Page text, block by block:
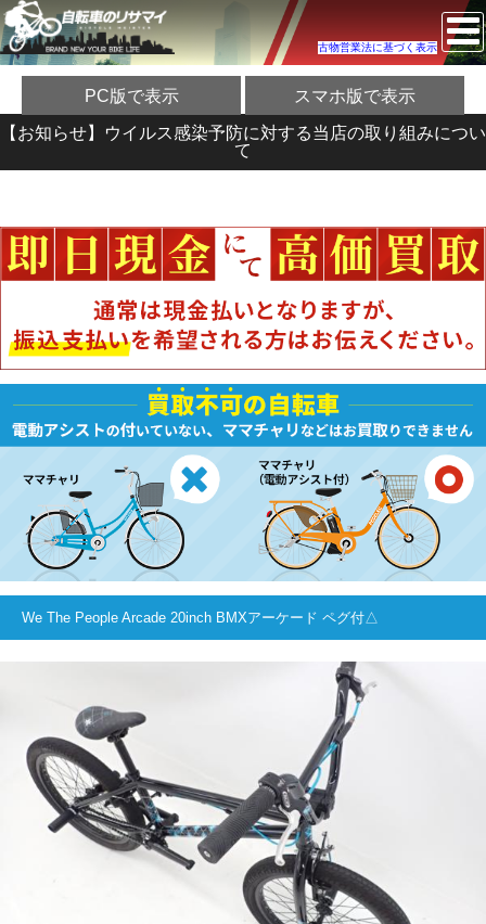
古物営業法に基づく表示
PC版で表示 スマホ版で表示
【お知らせ】ウイルス感染予防に対する当店の取り組みについ
て
We The People Arcade 20inch BMXアーケード ペグ付△